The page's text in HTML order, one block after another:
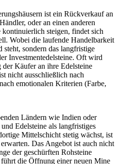
ist ein Rückverkauf an
oder an einen anderen
steigen, findet sich
Wobei die laufende Handelbarkeit
sondern das langfristige
Investmentedelsteine. Oft wird
Käufer an ihre Edelsteine
nicht ausschließlich nach
emotionalen Kriterien (Farbe,
Ländern wie Indien oder
Edelsteine als langfristiges
Mittelschicht stetig wächst, ist
Das Angebot ist auch nicht
der geschürften Rohsteine
die Öffnung einer neuen Mine